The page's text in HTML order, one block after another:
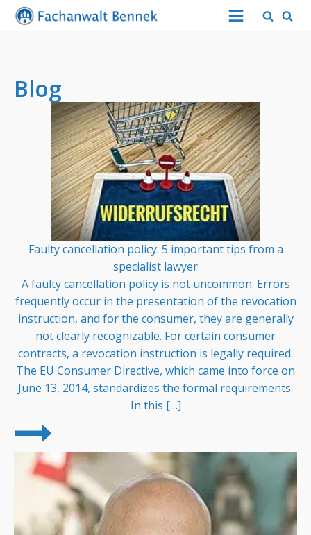
Blog
Faulty cancellation policy: 5 important tips from a
specialist lawyer
A faulty cancellation policy is not uncommon. Errors
frequently occur in the presentation of the revocation
instruction, and for the consumer, they are generally
not clearly recognizable. For certain consumer
contracts, a revocation instruction is legally required.
The EU Consumer Directive, which came into force on
June 13, 2014, standardizes the formal requirements.
In this […]